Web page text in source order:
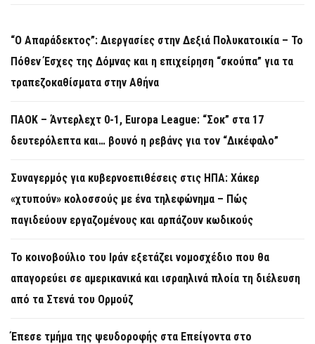
“Ο Απαράδεκτος”: Διεργασίες στην Δεξιά Πολυκατοικία – Το
Πόθεν Έσχες της Δόμνας και η επιχείρηση “σκούπα” για τα
τραπεζοκαθίσματα στην Αθήνα
ΠΑΟΚ – Άντερλεχτ 0-1, Europa League: “Σοκ” στα 17
δευτερόλεπτα και… βουνό η ρεβάνς για τον “Δικέφαλο”
Συναγερμός για κυβερνοεπιθέσεις στις ΗΠΑ: Χάκερ
«χτυπούν» κολοσσούς με ένα τηλεφώνημα – Πώς
παγιδεύουν εργαζομένους και αρπάζουν κωδικούς
Το κοινοβούλιο του Ιράν εξετάζει νομοσχέδιο που θα
απαγορεύει σε αμερικανικά και ισραηλινά πλοία τη διέλευση
από τα Στενά του Ορμούζ
Έπεσε τμήμα της ψευδοροφής στα Επείγοντα στο